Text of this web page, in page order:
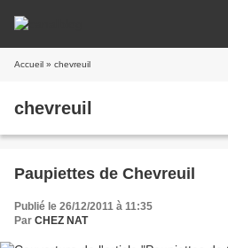
Accueil » chevreuil
chevreuil
Paupiettes de Chevreuil
Publié le 26/12/2011 à 11:35
Par CHEZ NAT